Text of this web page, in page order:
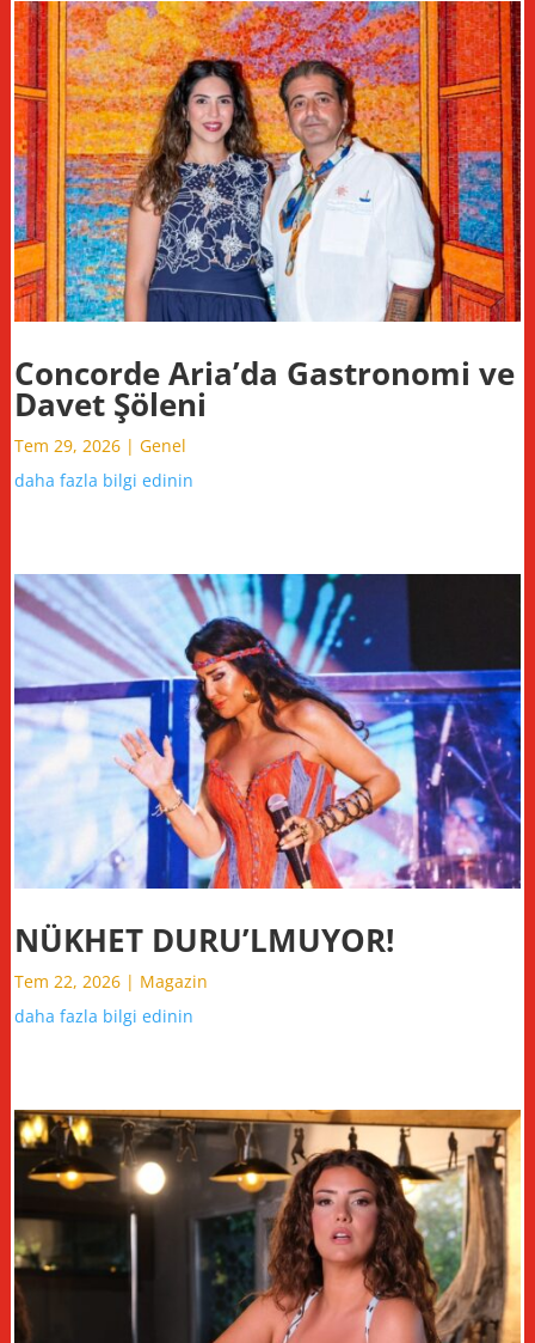
Concorde Aria’da Gastronomi ve
Davet Şöleni
Tem 29, 2026 | Genel
daha fazla bilgi edinin
NÜKHET DURU’LMUYOR!
Tem 22, 2026 | Magazin
daha fazla bilgi edinin